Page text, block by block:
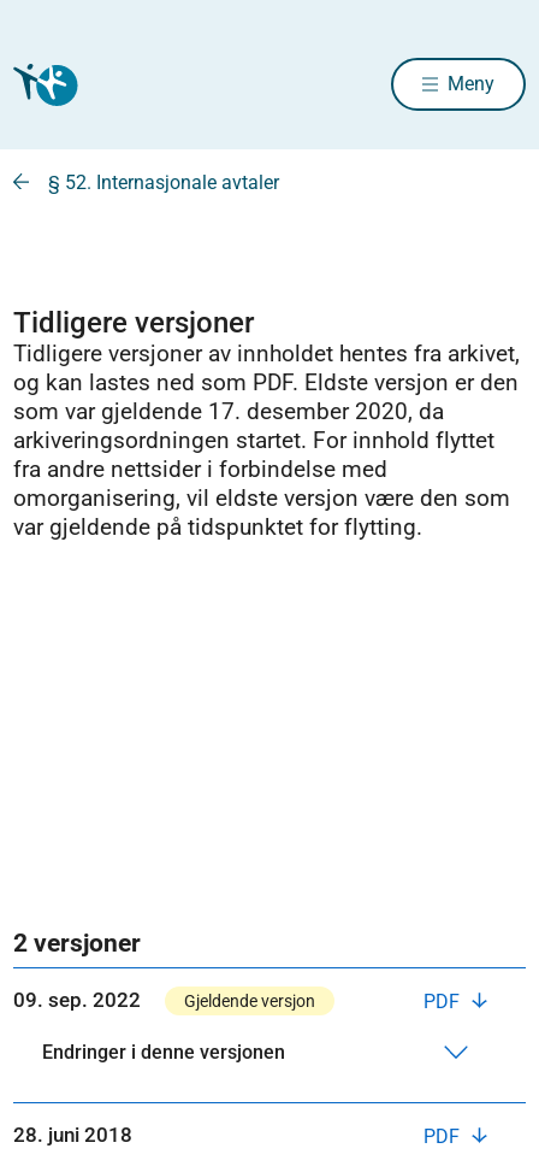
Meny
§ 52. Internasjonale avtaler
Tidligere versjoner
Tidligere versjoner av innholdet hentes fra arkivet,
og kan lastes ned som PDF. Eldste versjon er den
som var gjeldende 17. desember 2020, da
arkiveringsordningen startet. For innhold flyttet
fra andre nettsider i forbindelse med
omorganisering, vil eldste versjon være den som
var gjeldende på tidspunktet for flytting.
2 versjoner
PDF
09. sep. 2022 Gjeldende versjon
Endringer i denne versjonen
PDF
28. juni 2018